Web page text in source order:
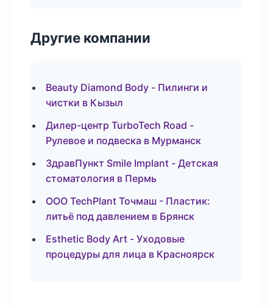
Другие компании
Beauty Diamond Body - Пилинги и
чистки в Кызыл
Дилер-центр TurboTech Road -
Рулевое и подвеска в Мурманск
ЗдравПункт Smile Implant - Детская
стоматология в Пермь
ООО TechPlant Точмаш - Пластик:
литьё под давлением в Брянск
Esthetic Body Art - Уходовые
процедуры для лица в Красноярск